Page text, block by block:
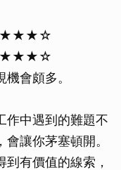
會頗多。
作中遇到的難題不
讓你茅塞頓開。
有價值的線索，